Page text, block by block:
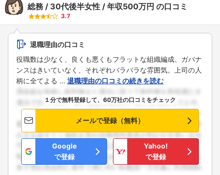
総務 30代後半女性 年収500万円 の口コミ
3.7
退職理由の口コミ
役職数は少なく、良くも悪くもフラットな組織編成、ガバナ
ンスはきいていなく、それぞれバラバラな雰囲気。上司の人
柄に全てよる ... 退職理由の口コミの続きを読む
１分で無料登録して、60万社の口コミをチェック
メールで登録（無料）
Google
で登録
Yahoo!
で登録